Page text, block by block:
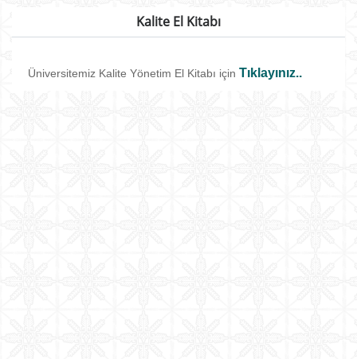
Kalite El Kitabı
Üniversitemiz Kalite Yönetim El Kitabı için Tıklayınız..